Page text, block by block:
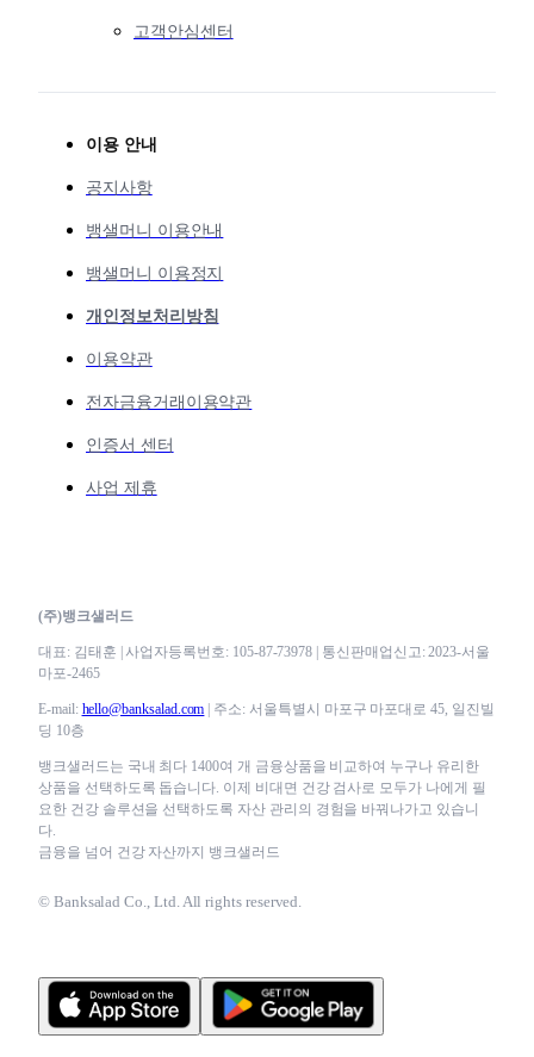
고객안심센터
이용 안내
공지사항
뱅샐머니 이용안내
뱅샐머니 이용정지
개인정보처리방침
이용약관
전자금융거래이용약관
인증서 센터
사업 제휴
(주)뱅크샐러드
대표: 김태훈 | 사업자등록번호: 105-87-73978 | 통신판매업신고: 2023-서울
마포-2465
E-mail: hello@banksalad.com | 주소: 서울특별시 마포구 마포대로 45, 일진빌
딩 10층
뱅크샐러드는 국내 최다 1400여 개 금융상품을 비교하여 누구나 유리한
상품을 선택하도록 돕습니다. 이제 비대면 건강 검사로 모두가 나에게 필
요한 건강 솔루션을 선택하도록 자산 관리의 경험을 바꿔나가고 있습니
다.
금융을 넘어 건강 자산까지 뱅크샐러드
© Banksalad Co., Ltd. All rights reserved.